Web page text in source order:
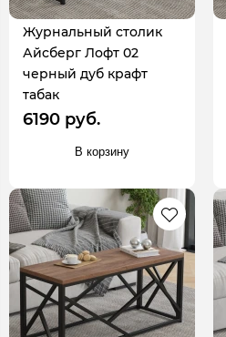
Журнальный столик
Айсберг Лофт 02
черный дуб крафт
табак
6190 руб.
В корзину